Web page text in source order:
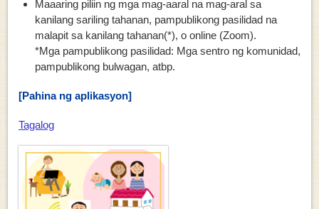
Maaaring piliin ng mga mag-aaral na mag-aral sa
kanilang sariling tahanan, pampublikong pasilidad na
malapit sa kanilang tahanan(*), o online (Zoom).
*Mga pampublikong pasilidad: Mga sentro ng komunidad,
pampublikong bulwagan, atbp.
[Pahina ng aplikasyon]
Tagalog